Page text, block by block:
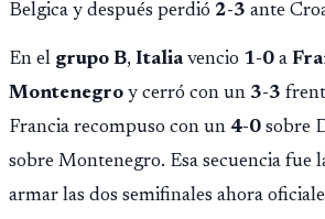
Belgica y después perdió 2-3 ante
En el grupo B, Italiavencio 1-0 a
Montenegro y cerró con un 3-3
Francia recompuso con un 4-0 sobre
sobre Montenegro. Esa secuencia fue
armar las dos semifinales ahora